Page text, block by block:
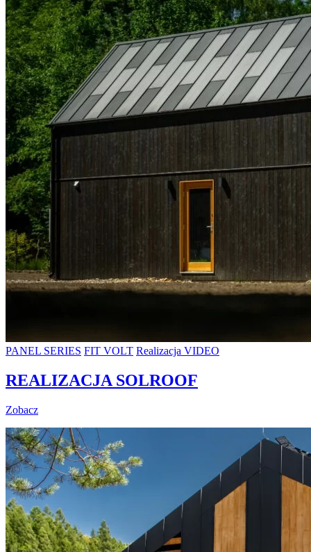
PANEL SERIES FIT VOLT Realizacja VIDEO
REALIZACJA SOLROOF
Zobacz